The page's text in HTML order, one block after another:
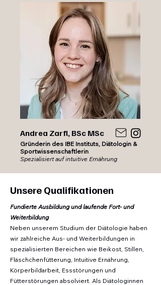
Andrea Zarfl, BSc MSc
Gründerin des IBE Instituts, Diätologin &
Sportwissenschaftlerin
Spezialisiert auf intuitive Ernährung
Unsere Qualifikationen
Fundierte Ausbildung und laufende Fort- und
Weiterbildung
Neben unserem Studium der Diätologie haben
wir zahlreiche Aus- und Weiterbildungen in
spezialisierten Bereichen wie Beikost, Stillen,
Fläschchenfütterung, Intuitive Ernährung,
Körperbildarbeit, Essstörungen und
Fütterstörungen absolviert. Als Diätologinnen